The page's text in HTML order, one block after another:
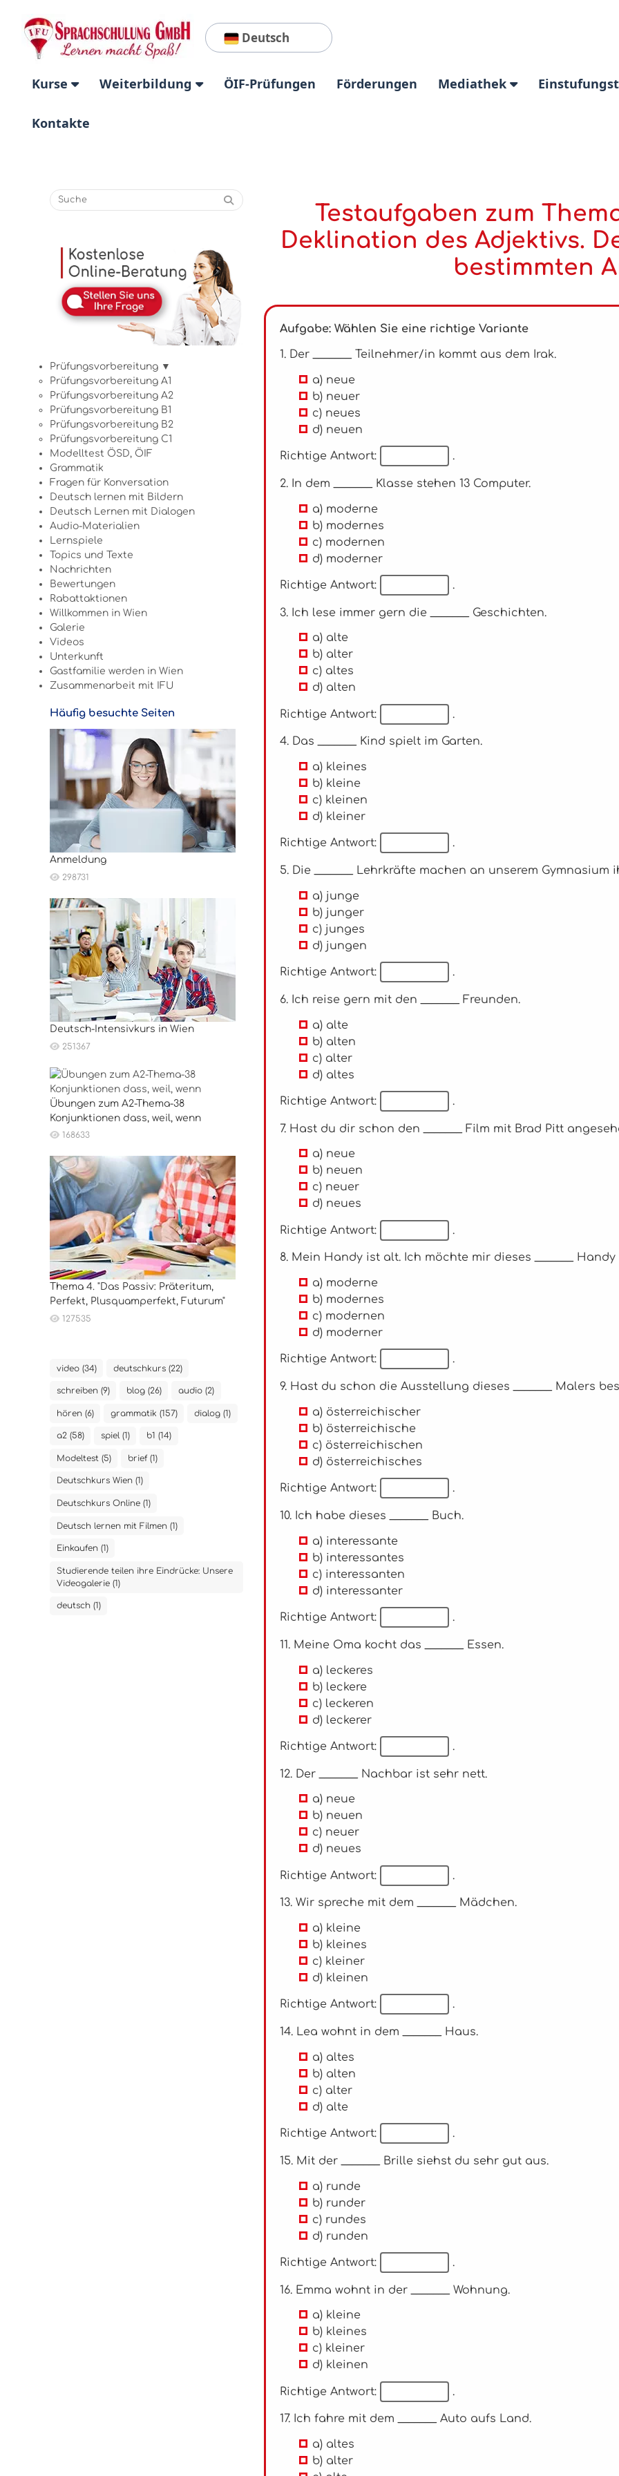
Deutsch
Kurse Weiterbildung ÖIF-Prüfungen Förderungen Mediathek
Kontakte
Prüfungsvorbereitung ▼
Prüfungsvorbereitung A1
Prüfungsvorbereitung A2
Prüfungsvorbereitung B1
Prüfungsvorbereitung B2
Prüfungsvorbereitung C1
Modelltest ÖSD, ÖIF
Grammatik
Fragen für Konversation
Deutsch lernen mit Bildern
Deutsch Lernen mit Dialogen
Audio-Materialien
Lernspiele
Topics und Texte
Nachrichten
Bewertungen
Rabattaktionen
Willkommen in Wien
Galerie
Videos
Unterkunft
Gastfamilie werden in Wien
Zusammenarbeit mit IFU
Häufig besuchte Seiten
Anmeldung
298731
Deutsch-Intensivkurs in Wien
251367
Übungen zum A2-Thema-38
Konjunktionen dass, weil, wenn
168633
Thema 4. "Das Passiv: Präteritum,
Perfekt, Plusquamperfekt, Futurum"
127535
video (34) deutschkurs (22)
schreiben (9) blog (26) audio (2)
hören (6) grammatik (157) dialog (1)
a2 (58) spiel (1) b1 (14)
Modeltest (5) brief (1)
Deutschkurs Wien (1)
Deutschkurs Online (1)
Deutsch lernen mit Filmen (1)
Einkaufen (1)
Studierende teilen ihre Eindrücke: Unsere
Videogalerie (1)
deutsch (1)
Testaufgaben zum
Deklination des Adjektivs.
bestimmten
Aufgabe: Wählen Sie eine richtige Variante
1. Der _______ Teilnehmer/in kommt aus dem Irak.
a) neue
b) neuer
c) neues
d) neuen
Richtige Antwort: .
2. In dem _______ Klasse stehen 13 Computer.
a) moderne
b) modernes
c) modernen
d) moderner
Richtige Antwort: .
3. Ich lese immer gern die _______ Geschichten.
a) alte
b) alter
c) altes
d) alten
Richtige Antwort: .
4. Das _______ Kind spielt im Garten.
a) kleines
b) kleine
c) kleinen
d) kleiner
Richtige Antwort: .
5. Die _______ Lehrkräfte machen an unserem Gymnasium
a) junge
b) junger
c) junges
d) jungen
Richtige Antwort: .
6. Ich reise gern mit den _______ Freunden.
a) alte
b) alten
c) alter
d) altes
Richtige Antwort: .
7. Hast du dir schon den _______ Film mit Brad Pitt
a) neue
b) neuen
c) neuer
d) neues
Richtige Antwort: .
8. Mein Handy ist alt. Ich möchte mir dieses _______ Handy
a) moderne
b) modernes
c) modernen
d) moderner
Richtige Antwort: .
9. Hast du schon die Ausstellung dieses _______ Malers
a) österreichischer
b) österreichische
c) österreichischen
d) österreichisches
Richtige Antwort: .
10. Ich habe dieses _______ Buch.
a) interessante
b) interessantes
c) interessanten
d) interessanter
Richtige Antwort: .
11. Meine Oma kocht das _______ Essen.
a) leckeres
b) leckere
c) leckeren
d) leckerer
Richtige Antwort: .
12. Der _______ Nachbar ist sehr nett.
a) neue
b) neuen
c) neuer
d) neues
Richtige Antwort: .
13. Wir spreche mit dem _______ Mädchen.
a) kleine
b) kleines
c) kleiner
d) kleinen
Richtige Antwort: .
14. Lea wohnt in dem _______ Haus.
a) altes
b) alten
c) alter
d) alte
Richtige Antwort: .
15. Mit der _______ Brille siehst du sehr gut aus.
a) runde
b) runder
c) rundes
d) runden
Richtige Antwort: .
16. Emma wohnt in der _______ Wohnung.
a) kleine
b) kleines
c) kleiner
d) kleinen
Richtige Antwort: .
17. Ich fahre mit dem _______ Auto aufs Land.
a) altes
b) alter